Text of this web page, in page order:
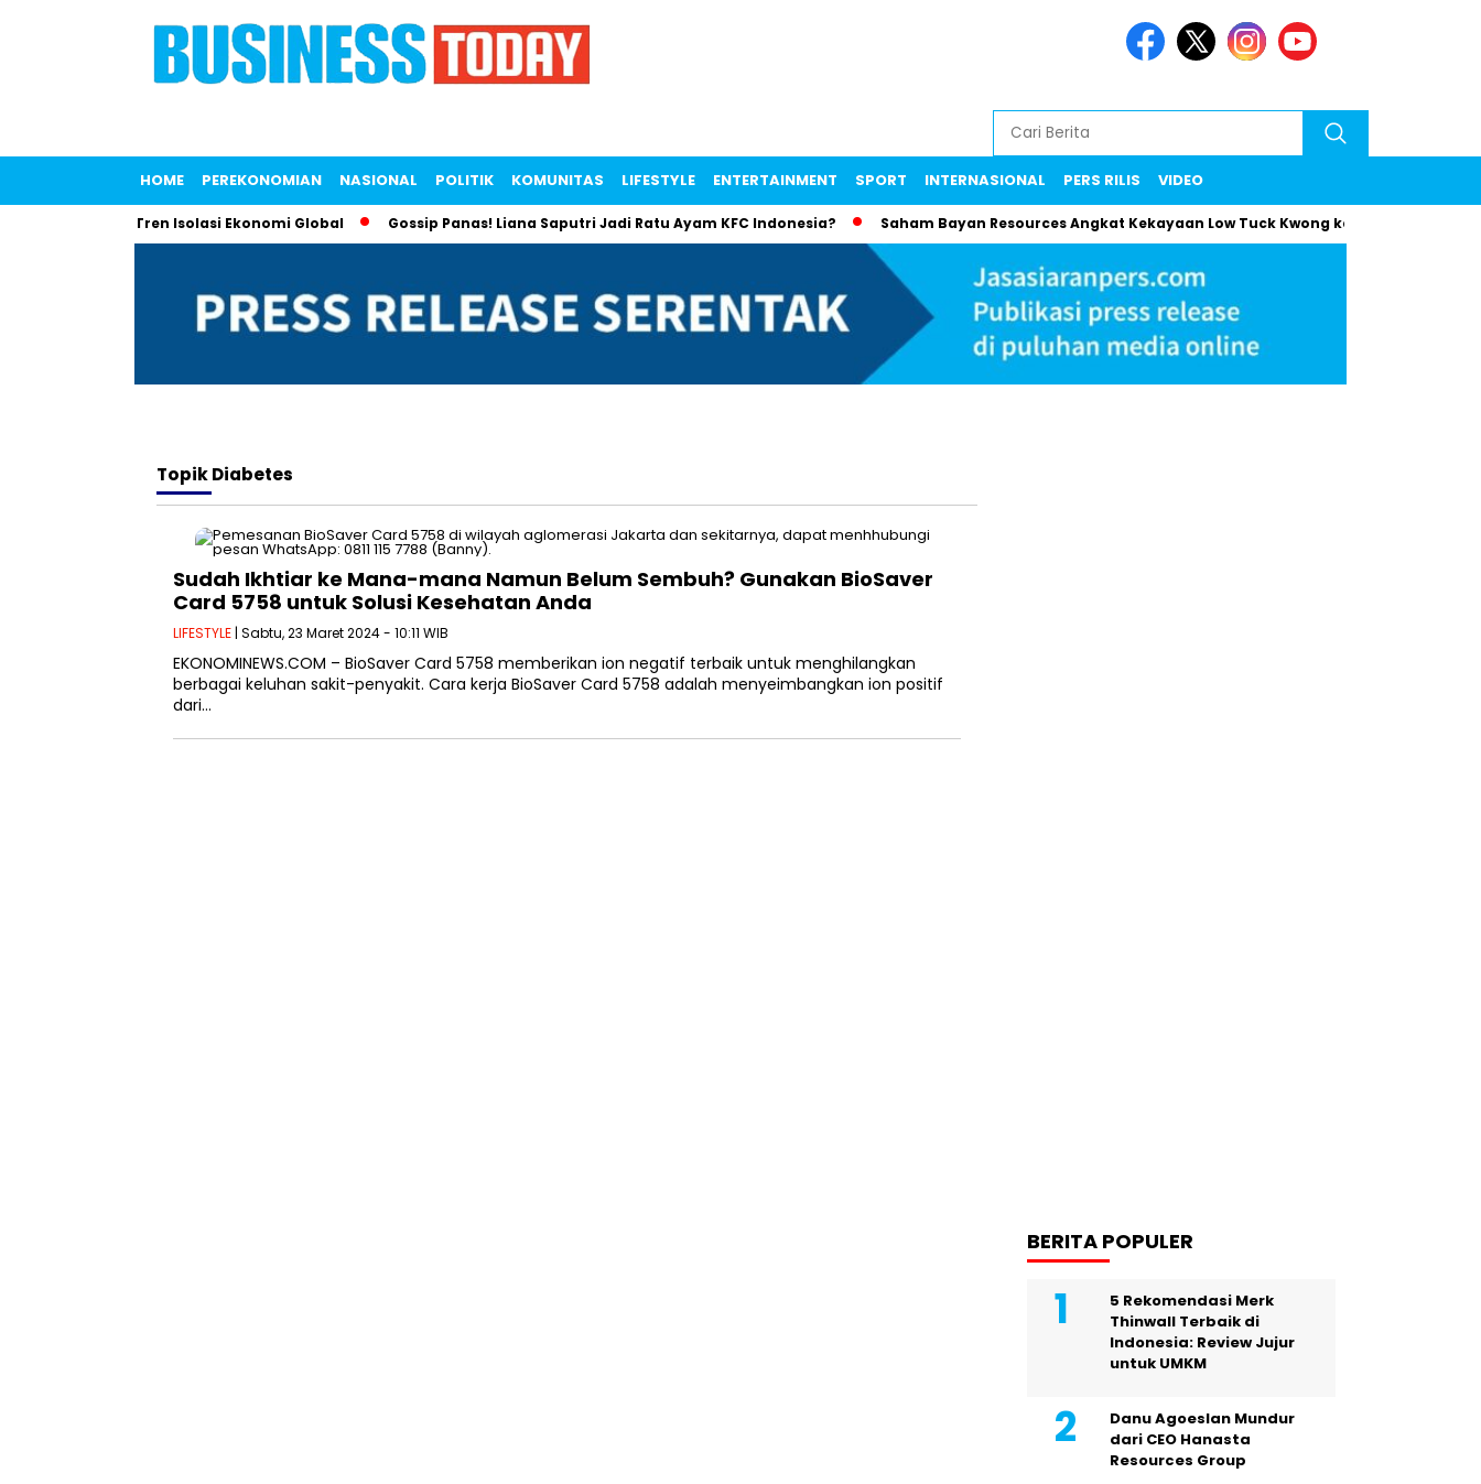
HOME PEREKONOMIAN NASIONAL POLITIK KOMUNITAS LIFESTYLE ENTERTAINMENT SPORT INTERNASIONAL PERS RILIS VIDEO
Lawan Tren Isolasi Ekonomi Global Gossip Panas! Liana Saputri Jadi Ratu Ayam KFC Indonesia? Saham Bayan Resources Angkat Kekayaan Low Tuck Kwong ke Rekor Baru
TopikDiabetes
Sudah Ikhtiar ke Mana-mana Namun Belum Sembuh? Gunakan BioSaver
Card 5758 untuk Solusi Kesehatan Anda
LIFESTYLE | Sabtu, 23 Maret 2024 - 10:11 WIB
EKONOMINEWS.COM – BioSaver Card 5758 memberikan ion negatif terbaik untuk menghilangkan
berbagai keluhan sakit-penyakit. Cara kerja BioSaver Card 5758 adalah menyeimbangkan ion positif
dari…
BERITA POPULER
5 Rekomendasi Merk
Thinwall Terbaik di
Indonesia: Review Jujur
untuk UMKM
Danu Agoeslan Mundur
dari CEO Hanasta
Resources Group